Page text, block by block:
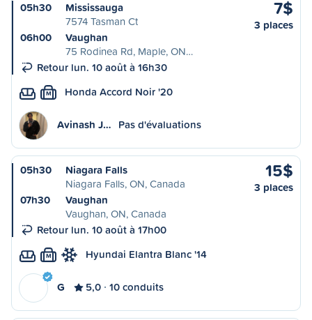
05h30
Mississauga
7574 Tasman Ct
06h00
Vaughan
75 Rodinea Rd, Maple, ON…
Retour lun. 10 août à 16h30
7$
3 places
M Honda Accord Noir '20
Avinash J… Pas d'évaluations
05h30
Niagara Falls
Niagara Falls, ON, Canada
07h30
Vaughan
Vaughan, ON, Canada
Retour lun. 10 août à 17h00
15$
3 places
M Hyundai Elantra Blanc '14
G 5,0 10 conduits